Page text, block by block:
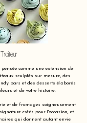
Traiteur
comme une extension de
sculptés sur mesure, des
bars et des desserts élaborés
et de votre histoire.
et de fromages soigneusement
créés pour l'occasion, et
qui donnent autant envie